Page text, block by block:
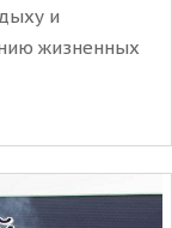
и
жизненных